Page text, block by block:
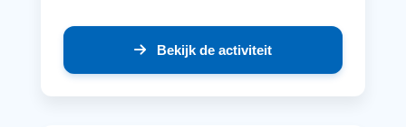
Bekijk de activiteit